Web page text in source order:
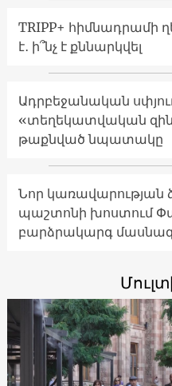
TRIPP+ հիմնադրամի
է․ ի՞նչ է քննարկվել
Ադրբեջանական
«տեղեկատվական
թաքնված նպատակը
Նոր կառավարության
պաշտոնի խոստում
բարձրակարգ